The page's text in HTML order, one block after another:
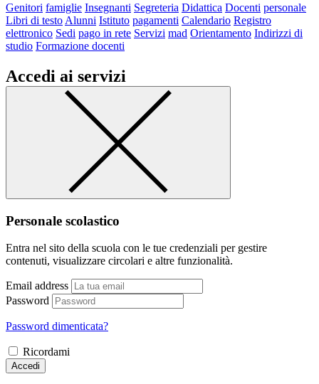
Genitori famiglie Insegnanti Segreteria Didattica Docenti personale
Libri di testo Alunni Istituto pagamenti Calendario Registro
elettronico Sedi pago in rete Servizi mad Orientamento Indirizzi di
studio Formazione docenti
Accedi ai servizi
Personale scolastico
Entra nel sito della scuola con le tue credenziali per gestire
contenuti, visualizzare circolari e altre funzionalità.
Email address
Password
Password dimenticata?
Ricordami
Accedi